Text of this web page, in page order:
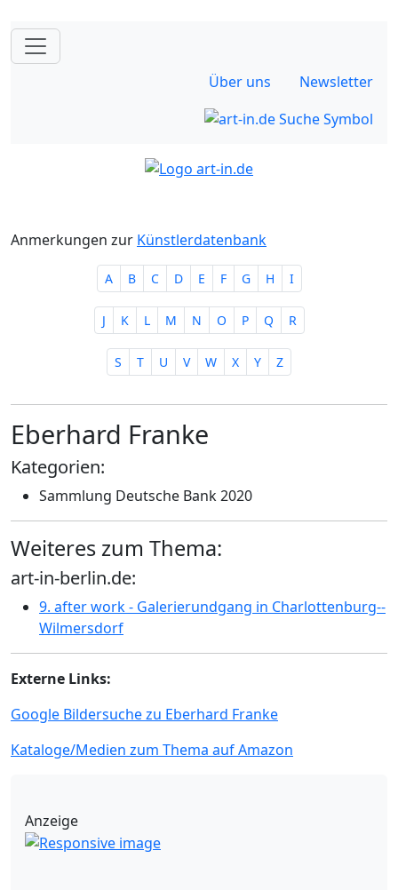
Über uns Newsletter
Anmerkungen zur Künstlerdatenbank
A B C D E F G H I
J K L M N O P Q R
S T U V W X Y Z
Eberhard Franke
Kategorien:
Sammlung Deutsche Bank 2020
Weiteres zum Thema:
art-in-berlin.de:
9. after work - Galerierundgang in Charlottenburg-­
Wilmersdorf
Externe Links:
Google Bildersuche zu Eberhard Franke
Kataloge/Medien zum Thema auf Amazon
Anzeige